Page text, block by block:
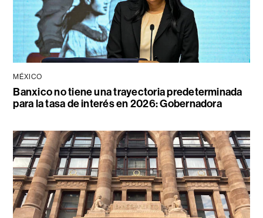
MÉXICO
Banxico no tiene una trayectoria predeterminada
para la tasa de interés en 2026: Gobernadora